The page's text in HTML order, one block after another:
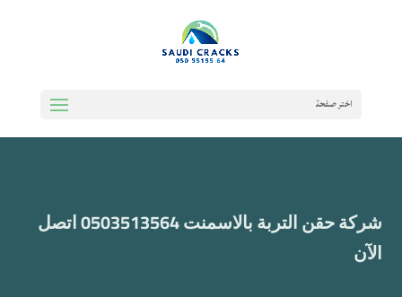
اختر صفحة
شركة حقن التربة بالاسمنت 0503513564 اتصل
الآن